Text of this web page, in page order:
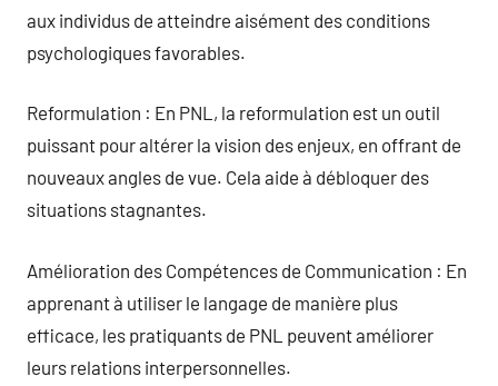
aux individus de atteindre aisément des conditions
psychologiques favorables.
Reformulation : En PNL, la reformulation est un outil
puissant pour altérer la vision des enjeux, en offrant de
nouveaux angles de vue. Cela aide à débloquer des
situations stagnantes.
Amélioration des Compétences de Communication : En
apprenant à utiliser le langage de manière plus
efficace, les pratiquants de PNL peuvent améliorer
leurs relations interpersonnelles.